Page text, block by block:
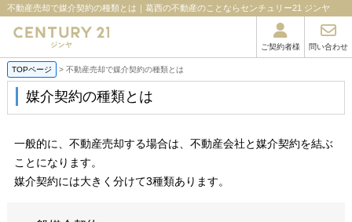
不動産売却で媒介契約の種類とは｜葛西の不動産のことならセンチュリー21 ジンヤ
ご契約者様 問い合わせ
TOPページ > 不動産売却で媒介契約の種類とは